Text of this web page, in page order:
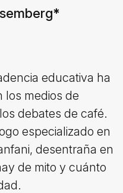
*
educativa ha
los medios de
debates de café.
especializado en
desentraña en
de mito y cuánto